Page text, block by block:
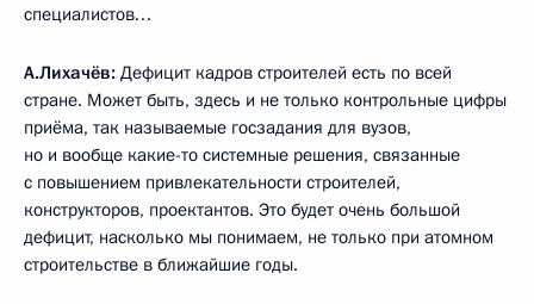
специалистов…
А.Лихачёв: Дефицит кадров строителей есть по всей
стране. Может быть, здесь и не только контрольные цифры
приёма, так называемые госзадания для вузов,
но и вообще какие-то системные решения, связанные
с повышением привлекательности строителей,
конструкторов, проектантов. Это будет очень большой
дефицит, насколько мы понимаем, не только при атомном
строительстве в ближайшие годы.